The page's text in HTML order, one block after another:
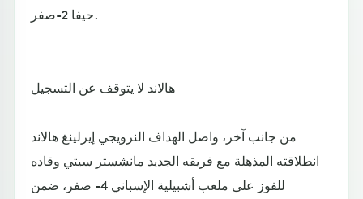
حيفا 2-صفر.
هالاند لا يتوقف عن التسجيل
من جانب آخر، واصل الهداف النرويجي إيرلينغ هالاند
انطلاقته المذهلة مع فريقه الجديد مانشستر سيتي وقاده
للفوز على ملعب أشبيلية الإسباني 4- صفر، ضمن